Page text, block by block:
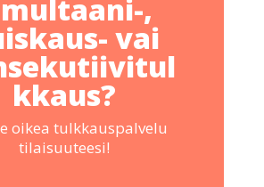
,
vai
kkaus?
oikea tulkkauspalvelu
tilaisuuteesi!